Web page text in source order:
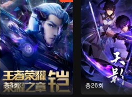
총4회 총26회